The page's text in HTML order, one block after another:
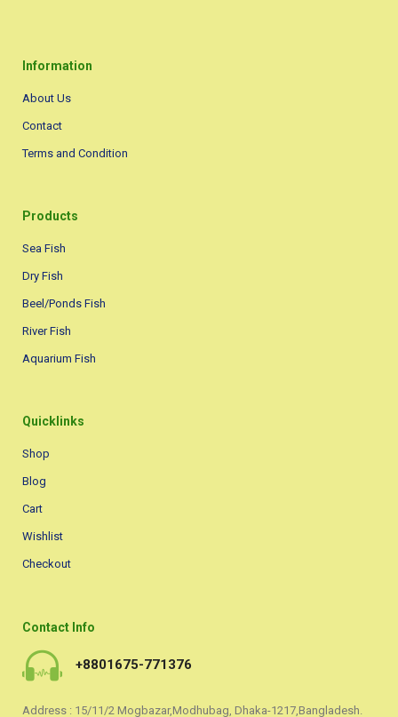
Information
About Us
Contact
Terms and Condition
Products
Sea Fish
Dry Fish
Beel/Ponds Fish
River Fish
Aquarium Fish
Quicklinks
Shop
Blog
Cart
Wishlist
Checkout
Contact Info
+8801675-771376
Address : 15/11/2 Mogbazar,Modhubag, Dhaka-1217,Bangladesh.